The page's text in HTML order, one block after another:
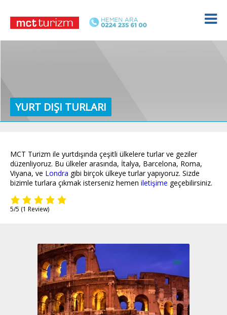
YURT DIŞI TURLARI
MCT Turizm ile yurtdışında çeşitli ülkelere turlar ve geziler
düzenliyoruz. Bu ülkeler arasında, İtalya, Barcelona, Roma,
Viyana, ve Londra gibi birçok ülkeye turlar yapıyoruz. Sizde
bizimle turlara çıkmak isterseniz hemen iletişime geçebilirsiniz.
5/5 (1 Review)